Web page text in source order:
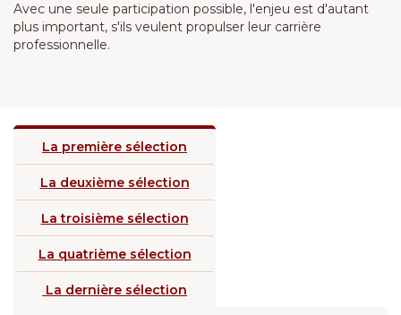
Avec une seule participation possible, l'enjeu est d'autant
plus important, s'ils veulent propulser leur carrière
professionnelle.
La première sélection
La deuxième sélection
La troisième sélection
La quatrième sélection
La dernière sélection